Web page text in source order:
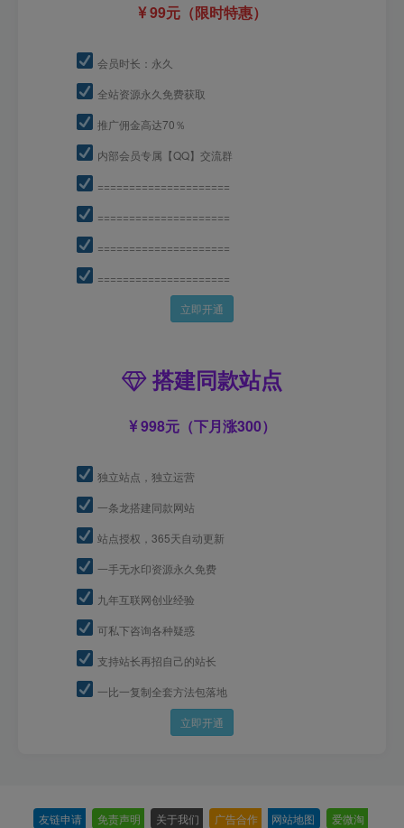
99元（限时特惠）
会员时长：永久
全站资源永久免费获取
推广佣金高达70％
内部会员专属【QQ】交流群
=====================
=====================
=====================
=====================
立即开通
搭建同款站点
998元（下月涨300）
独立站点，独立运营
一条龙搭建同款网站
站点授权，365天自动更新
一手无水印资源永久免费
九年互联网创业经验
可私下咨询各种疑惑
支持站长再招自己的站长
一比一复制全套方法包落地
立即开通
友链申请 免责声明 关于我们 广告合作 网站地图 爱微淘